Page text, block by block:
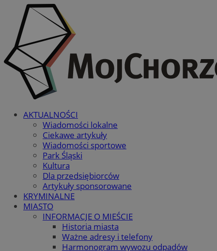
AKTUALNOŚCI
Wiadomości lokalne
Ciekawe artykuły
Wiadomości sportowe
Park Śląski
Kultura
Dla przedsiębiorców
Artykuły sponsorowane
KRYMINALNE
MIASTO
INFORMACJE O MIEŚCIE
Historia miasta
Ważne adresy i telefony
Harmonogram wywozu odpadów